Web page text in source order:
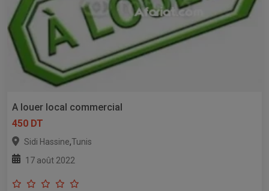
A louer local commercial
450 DT
Sidi Hassine,Tunis
17 août 2022